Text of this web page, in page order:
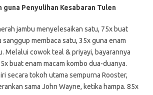
guna Penyulihan Kesabaran Tulen
jambu menyelesaikan satu, 75x buat
sanggup membaca satu, 35x guna enam
Melalui cowok teal & priyayi, bayarannya
buat enam macam kombo dua-duanya.
secara tokoh utama sempurna Rooster,
sama John Wayne, ketika hampa. 85x